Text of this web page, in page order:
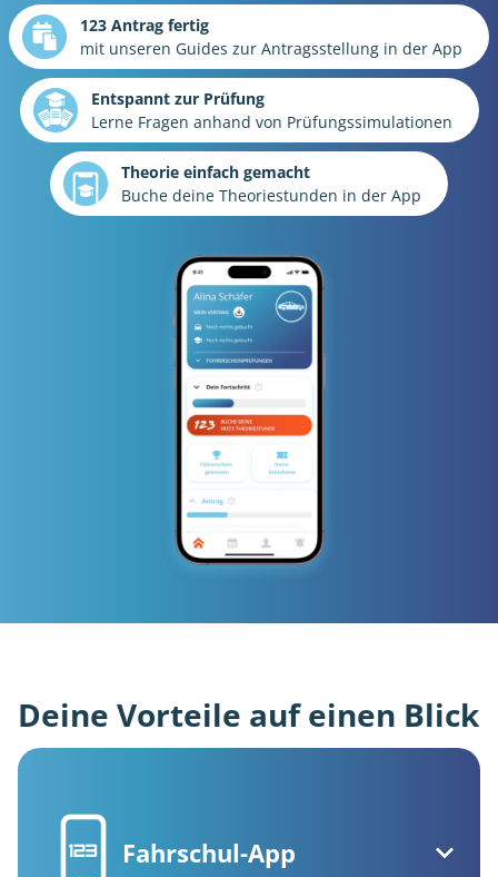
123 Antrag fertig
mit unseren Guides zur Antragsstellung in der App
Entspannt zur Prüfung
Lerne Fragen anhand von Prüfungssimulationen
Theorie einfach gemacht
Buche deine Theoriestunden in der App
Deine Vorteile auf einen Blick
Fahrschul-App